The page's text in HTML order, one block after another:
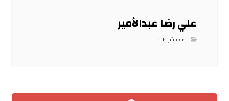
علي رضا عبدالأمير
ماجستير طب